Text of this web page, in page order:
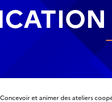
Concevoir et animer des ateliers